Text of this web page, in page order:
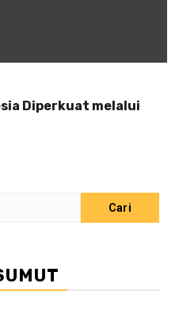
Diperkuat melalui